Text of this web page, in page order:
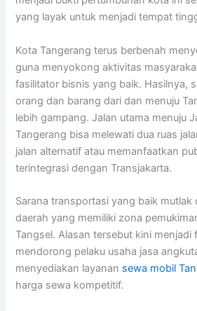
yang layak untuk menjadi tempat
Kota Tangerang terus berbenah
guna menyokong aktivitas
fasilitator bisnis yang baik. Hasilnya,
orang dan barang dari dan menuju
lebih gampang. Jalan utama menuju
Tangerang bisa melewati dua ruas
jalan alternatif atau memanfaatkan
terintegrasi dengan Transjakarta.
Sarana transportasi yang baik mutlak
daerah yang memiliki zona
Tangsel. Alasan tersebut kini menjadi
mendorong pelaku usaha jasa
menyediakan layanan sewa mobil
harga sewa kompetitif.